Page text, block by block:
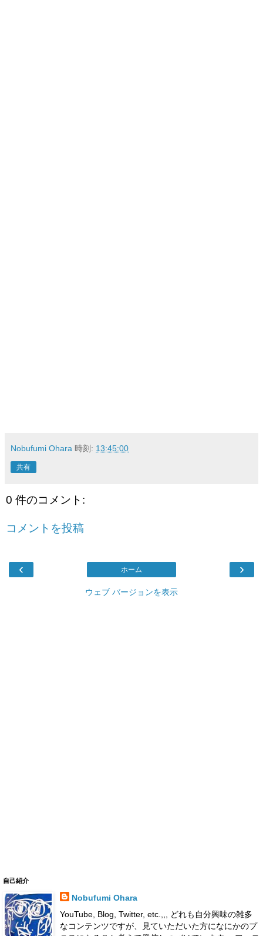
Nobufumi Ohara 時刻: 13:45:00
共有
0 件のコメント:
コメントを投稿
‹ ›
ホーム
ウェブ バージョンを表示
自己紹介
Nobufumi Ohara
YouTube, Blog, Twitter, etc.,,, どれも自分興味の雑多
なコンテンツですが、見ていただいた方になにかのプ